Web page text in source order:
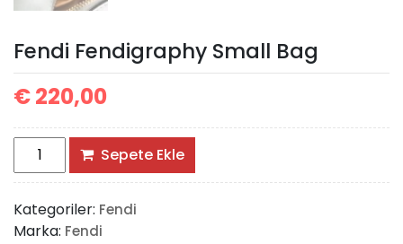
Fendi Fendigraphy Small Bag
€220,00
Fendi
Fendigraphy
Small
Bag
adet
Sepete Ekle
Kategoriler: Fendi
Marka: Fendi